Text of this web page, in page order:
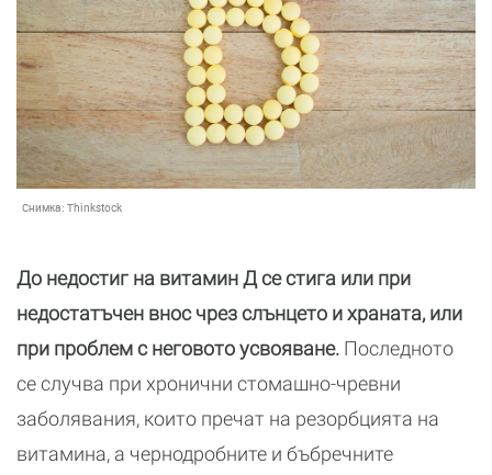
Снимка: Thinkstock
До недостиг на витамин Д се стига или при
недостатъчен внос чрез слънцето и храната, или
при проблем с неговото усвояване. Последното
се случва при хронични стомашно-чревни
заболявания, които пречат на резорбцията на
витамина, a чернодробните и бъбречните